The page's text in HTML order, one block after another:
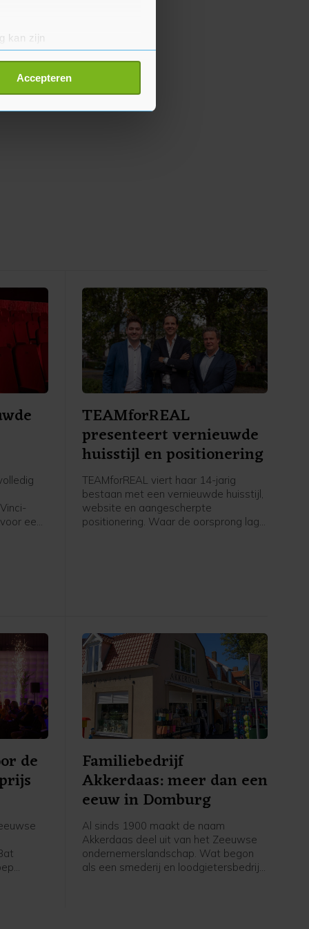
kan zijn
detailgedeelte
Accepteren
een
TEAMforREAL
presenteert vernieuwde
huisstijl en positionering
TEAMforREAL viert haar 14-jarig
bestaan met een vernieuwde huisstijl,
website en aangescherpte
positionering. Waar de oorsprong lag
de Familiebedrijf
Akkerdaas: meer dan een
eeuw in Domburg
Al sinds 1900 maakt de naam
Akkerdaas deel uit van het Zeeuwse
ondernemerslandschap. Wat begon
als een smederij en loodgietersbedrijf